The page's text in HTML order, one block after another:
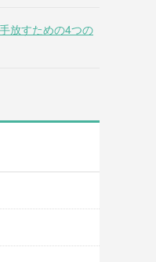
放すための4つの